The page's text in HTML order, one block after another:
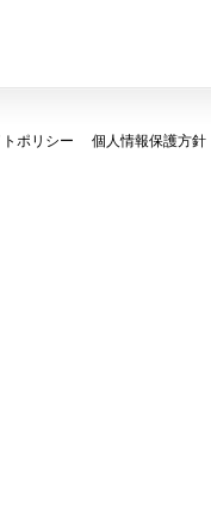
ポリシー
個人情報保護方針